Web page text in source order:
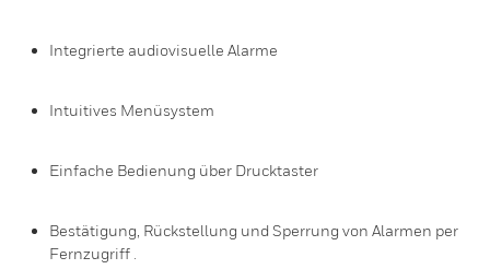
Integrierte audiovisuelle Alarme
Intuitives Menüsystem
Einfache Bedienung über Drucktaster
Bestätigung, Rückstellung und Sperrung von Alarmen per
Fernzugriff .